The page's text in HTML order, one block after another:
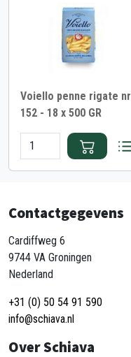
Voiello penne rigate nr
152 - 18 x 500 GR
Contactgegevens
Cardiffweg 6
9744 VA Groningen
Nederland
+31 (0) 50 54 91 590
info@schiava.nl
Over Schiava